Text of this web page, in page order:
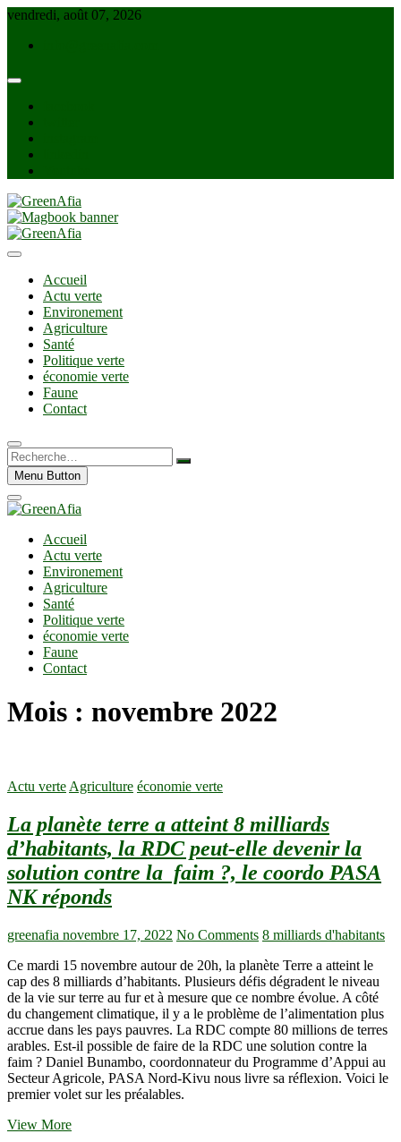
Skip
content
vendredi, août 07, 2026
GreenAfia
Accueil
Actu verte
Environement
Agriculture
Santé
Politique verte
économie verte
Faune
Contact
Recherche…
Menu Button
Accueil
Actu verte
Environement
Agriculture
Santé
Politique verte
économie verte
Faune
Contact
Mois : novembre 2022
Actu verte Agriculture économie verte
La planète terre a atteint 8 milliards
d’habitants, la RDC peut-elle devenir la
solution contre la faim ?, le coordo PASA
NK réponds
greenafia novembre 17, 2022 No Comments 8 milliards d'habitants
Ce mardi 15 novembre autour de 20h, la planète Terre a atteint le
cap des 8 milliards d’habitants. Plusieurs défis dégradent le niveau
de la vie sur terre au fur et à mesure que ce nombre évolue. A côté
du changement climatique, il y a le problème de l’alimentation plus
accrue dans les pays pauvres. La RDC compte 80 millions de terres
arables. Est-il possible de faire de la RDC une solution contre la
faim ? Daniel Bunambo, coordonnateur du Programme d’Appui au
Secteur Agricole, PASA Nord-Kivu nous livre sa réflexion. Voici le
premier volet sur les préalables.
View MoreLa